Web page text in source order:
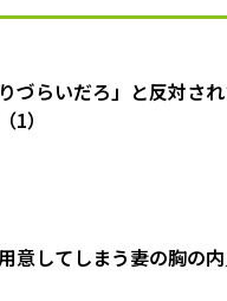
づらいだろ」と反対さ
）
意してしまう妻の胸の